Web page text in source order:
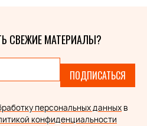
СВЕЖИЕ МАТЕРИАЛЫ?
ПОДПИСАТЬСЯ
персональных данных в
конфиденциальности